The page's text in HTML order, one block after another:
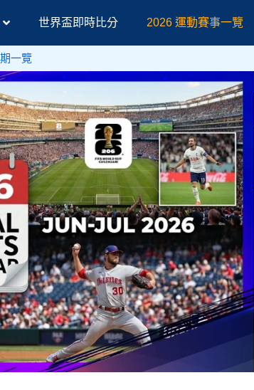
世界盃即時比分 2026 運動賽事一覽
一覽